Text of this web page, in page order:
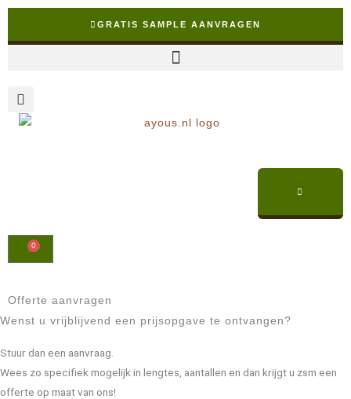
Ga
de
GRATIS SAMPLE AANVRAGEN
0
Winkelwagen
✓ Snelle levering binnen NL & BE
Offerte aanvragen
Wenst u vrijblijvend een prijsopgave te ontvangen?
Stuur dan een aanvraag.
Wees zo specifiek mogelijk in lengtes, aantallen en dan krijgt u zsm een
offerte op maat van ons!